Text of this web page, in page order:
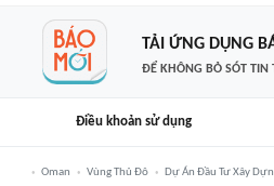
TẢI ỨNG DỤNG
ĐỂ KHÔNG BỎ SÓT TIN
Điều khoản sử dụng
Oman Vùng Thủ Đô Dự Án Đầu Tư Xây